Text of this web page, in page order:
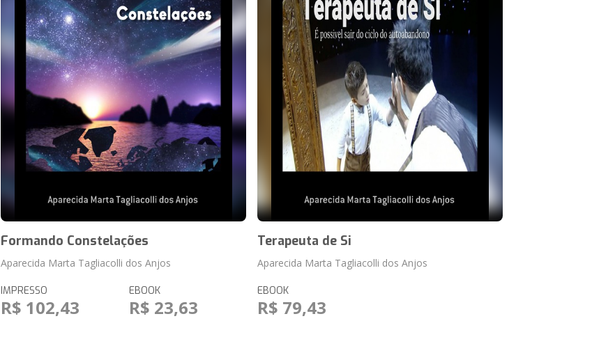
Formando Constelações
Aparecida Marta Tagliacolli dos Anjos
IMPRESSO
R$ 102,43
EBOOK
R$ 23,63
Terapeuta de Si
Aparecida Marta Tagliacolli dos Anjos
EBOOK
R$ 79,43